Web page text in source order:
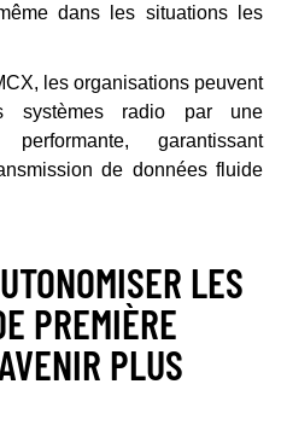
dans les situations les
les organisations peuvent
systèmes radio par une
garantissant
de données fluide
LES
PREMIÈRE
PLUS